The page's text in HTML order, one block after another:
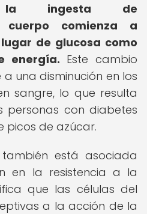
la ingesta de
cuerpo comienza a
de glucosa como
energía. Este cambio
una disminución en los
sangre, lo que resulta
personas con diabetes
picos de azúcar.
está asociada
en la resistencia a la
que las células del
a la acción de la